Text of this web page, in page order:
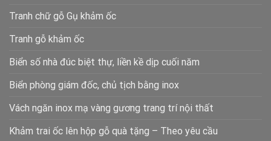
Tranh chữ gỗ Gụ khảm ốc
Tranh gỗ khảm ốc
Biển số nhà đúc biệt thự, liền kề dịp cuối năm
Biển phòng giám đốc, chủ tịch bằng inox
Vách ngăn inox mạ vàng gương trang trí nội thất
Khảm trai ốc lên hộp gỗ quà tặng – Theo yêu cầu